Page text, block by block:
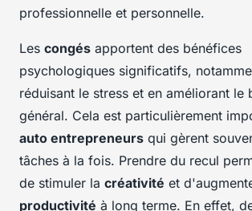
professionnelle et personnelle.
Les congés apportent des bénéfices
psychologiques significatifs,
réduisant le stress et en améliorant le
général. Cela est particulièrement
auto entrepreneurs qui gèrent
tâches à la fois. Prendre du recul
de stimuler la créativité et
productivité à long terme. En effet,